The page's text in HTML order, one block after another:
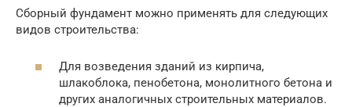
Сборный фундамент можно применять для следующих
видов строительства:
Для возведения зданий из кирпича,
шлакоблока, пенобетона, монолитного бетона и
других аналогичных строительных материалов.